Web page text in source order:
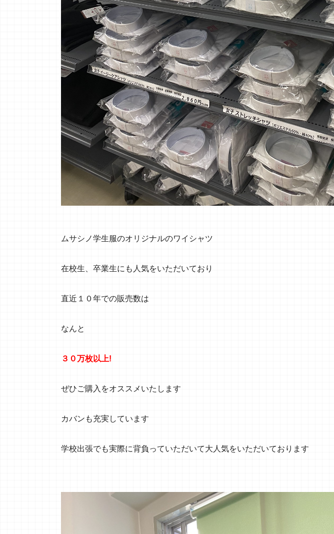
ムサシノ学生服のオリジナルのワイシャツ
在校生、卒業生にも人気をいただいており
直近１０年での販売数は
なんと
３０万枚以上!
ぜひご購入をオススメいたします
カバンも充実しています
学校出張でも実際に背負っていただいて大人気をいただいております